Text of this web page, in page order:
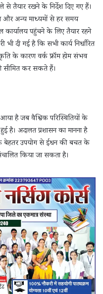
से तैयार रखने के निर्देश दिए गए हैं।
और अन्य माध्यमों से हर समय
पहुंचने के लिए तैयार रहने
दी गई है कि सभी कार्य निर्धारित
के कारण वर्क फ्रॉम होम संभव
सीमित कर सकते हैं।
है जब वैश्विक परिस्थितियों के
है। अदालत प्रशासन का मानना है
बेहतर उपयोग से ईंधन की बचत के
किया जा सकता है।